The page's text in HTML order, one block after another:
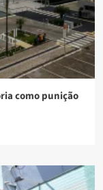
como punição